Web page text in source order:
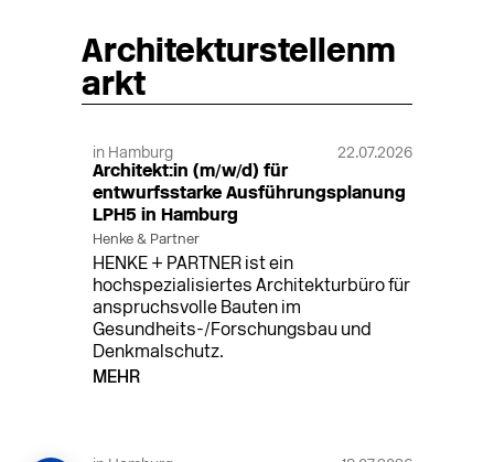
Architekturstellenm
arkt
in Hamburg 22.07.2026
Architekt:in (m/w/d) für
entwurfsstarke Ausführungsplanung
LPH5 in Hamburg
Henke & Partner
HENKE + PARTNER ist ein
hochspezialisiertes Architekturbüro für
anspruchsvolle Bauten im
Gesundheits-/Forschungsbau und
Denkmalschutz.
MEHR